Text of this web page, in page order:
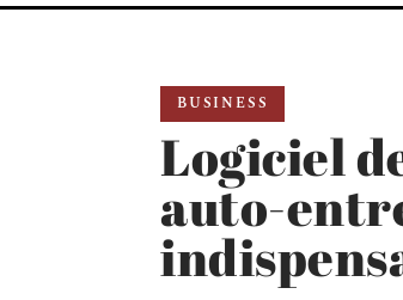
BUSINESS
Logiciel
auto-